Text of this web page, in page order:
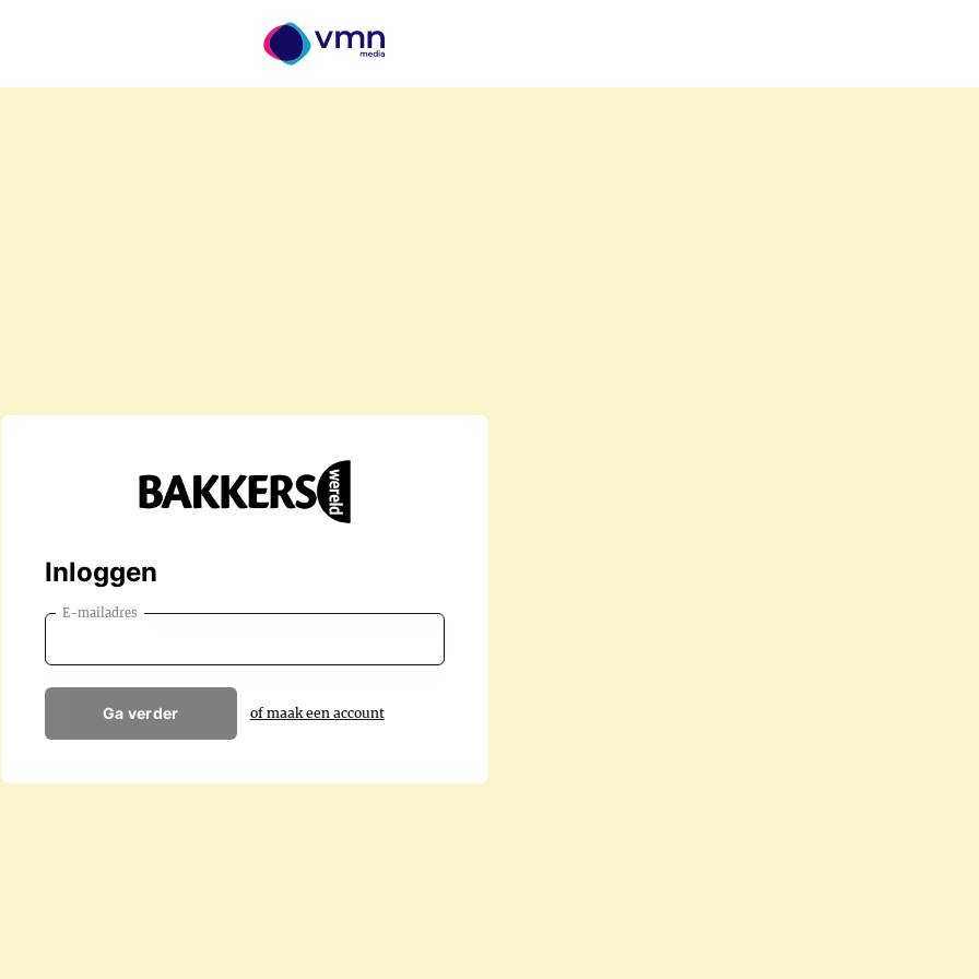
Inloggen
E-mailadres
Ga verder of maak een account